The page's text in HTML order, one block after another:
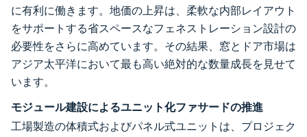
に有利に働きます。地価の上昇は、柔軟な内部レイアウト
をサポートする省スペースなフェネストレーション設計の
必要性をさらに高めています。その結果、窓とドア市場は
アジア太平洋において最も高い絶対的な数量成長を見せて
います。
モジュール建設によるユニット化ファサードの推進
工場製造の体積式およびパネル式ユニットは、プロジェク